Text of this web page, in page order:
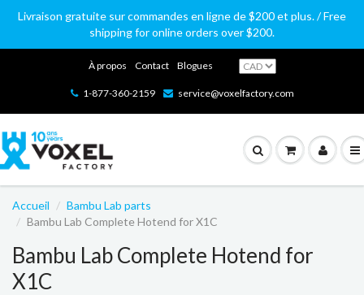
Livraison gratuite sur commandes en ligne de $200 et plus. / Free
shipping for online orders over $200.
À propos Contact Blogues
1-877-360-2159 service@voxelfactory.com
Accueil
Bambu Lab parts
Bambu Lab Complete Hotend for X1C
Bambu Lab Complete Hotend for
X1C